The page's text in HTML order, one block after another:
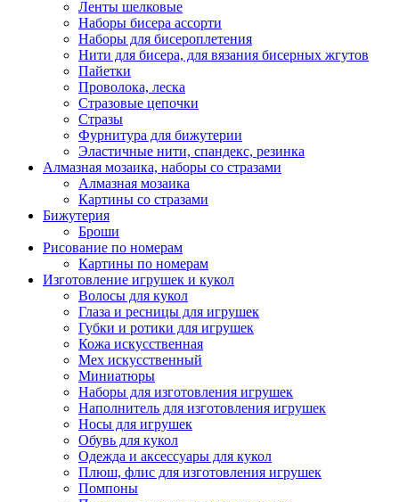
Ленты шелковые
Наборы бисера ассорти
Наборы для бисероплетения
Нити для бисера, для вязания бисерных жгутов
Пайетки
Проволока, леска
Стразовые цепочки
Стразы
Фурнитура для бижутерии
Эластичные нити, спандекс, резинка
Алмазная мозаика, наборы со стразами
Алмазная мозаика
Картины co стразами
Бижутерия
Броши
Рисование по номерам
Картины по номерам
Изготовление игрушек и кукол
Волосы для кукол
Глаза и ресницы для игрушек
Губки и ротики для игрушек
Кожа искусственная
Мех искусственный
Миниатюры
Наборы для изготовления игрушек
Наполнитель для изготовления игрушек
Носы для игрушек
Обувь для кукол
Одежда и аксессуары для кукол
Плюш, флис для изготовления игрушек
Помпоны